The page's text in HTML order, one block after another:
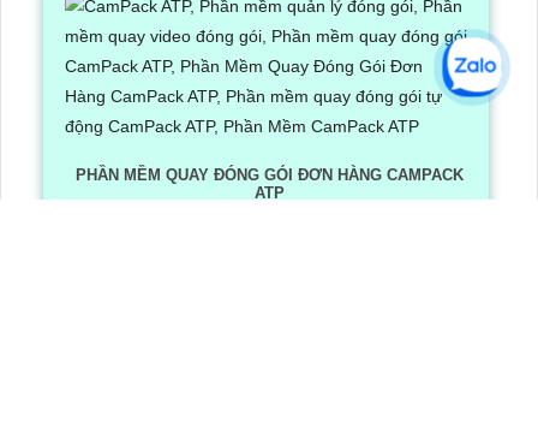
PHẦN MỀM QUAY ĐÓNG GÓI ĐƠN HÀNG CAMPACK
ATP